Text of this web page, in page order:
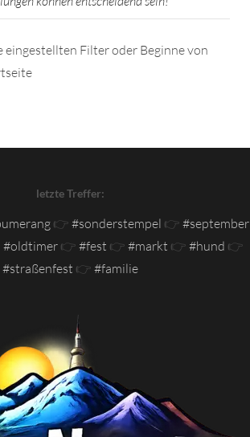
eingestellten Filter oder Beginne von
letzte Treffer:
👉 #sonderstempel 👉 #september
#oldtimer👉 #fest 👉 #markt 👉 #hund 👉
#straßenfest 👉 #familie